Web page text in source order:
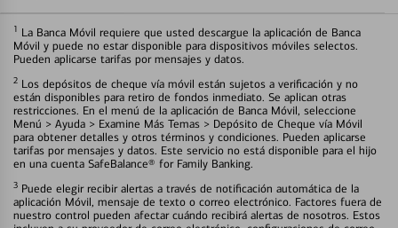
1 La Banca Móvil requiere que usted descargue la aplicación de Banca
Móvil y puede no estar disponible para dispositivos móviles selectos.
Pueden aplicarse tarifas por mensajes y datos.
2 Los depósitos de cheque vía móvil están sujetos a verificación y no
están disponibles para retiro de fondos inmediato. Se aplican otras
restricciones. En el menú de la aplicación de Banca Móvil, seleccione
Menú > Ayuda > Examine Más Temas > Depósito de Cheque vía Móvil
para obtener detalles y otros términos y condiciones. Pueden aplicarse
tarifas por mensajes y datos. Este servicio no está disponible para el hijo
en una cuenta SafeBalance® for Family Banking.
3 Puede elegir recibir alertas a través de notificación automática de la
aplicación Móvil, mensaje de texto o correo electrónico. Factores fuera de
nuestro control pueden afectar cuándo recibirá alertas de nosotros. Estos